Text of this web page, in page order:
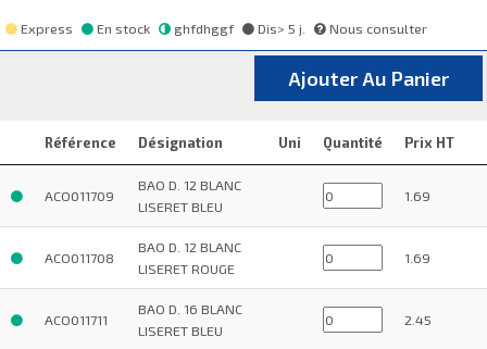
Express En stock ghfdhggf Dis> 5 j. Nous consulter
Ajouter Au Panier
Référence Désignation Uni Quantité Prix HT
ACO011709
BAO D. 12 BLANC
LISERET BLEU
1.69
ACO011708
BAO D. 12 BLANC
LISERET ROUGE
1.69
ACO011711
BAO D. 16 BLANC
LISERET BLEU
2.45